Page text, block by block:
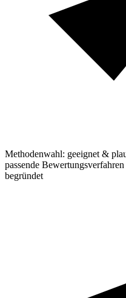
Methodenwahl: geeignet &
passende
begründet